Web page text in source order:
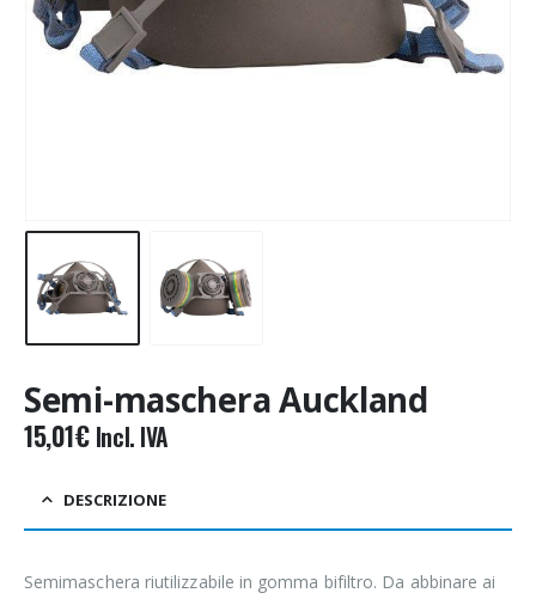
Semi-maschera Auckland
15,01€ Incl. IVA
DESCRIZIONE
Semimaschera riutilizzabile in gomma bifiltro. Da abbinare ai